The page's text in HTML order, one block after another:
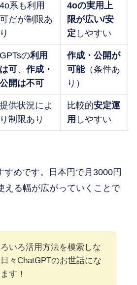
4o系も利用
可だが制限あ
り
4oの実用上
限が広い/安
定 しやすい
GPTsの利用
は可、作成・
公開は不可
作成・公開が
可能（条件あ
り）
提供状況によ
り制限あり
比較的安定運
用 しやすい
すめです。日本円で月3000円
える幅が広がっていくことで
いろ活用方法を模索しな
々ChatGPTのお世話にな
す！